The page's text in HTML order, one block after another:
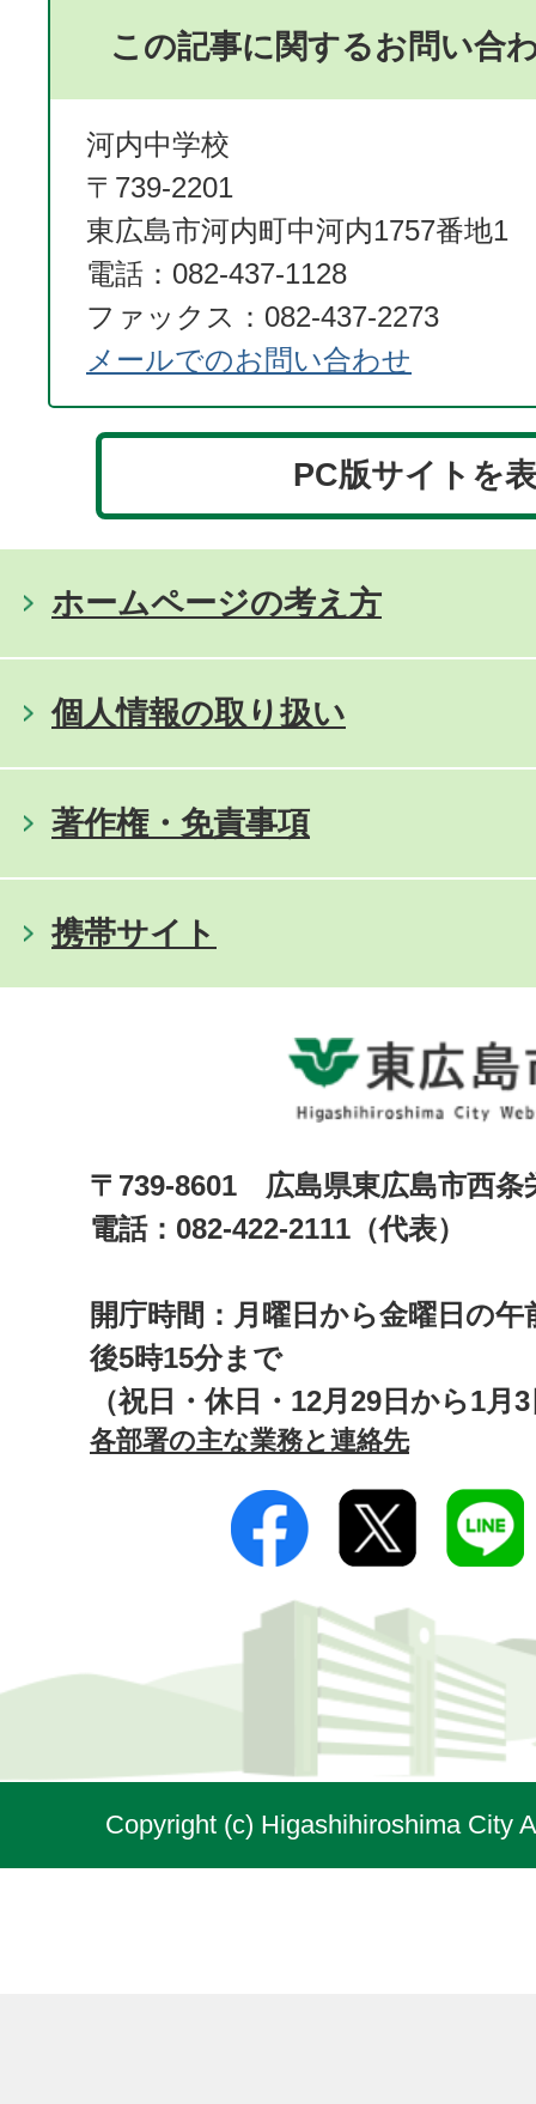
この記事に関するお問い合
河内中学校
〒739-2201
東広島市河内町中河内1757番地1
電話：082-437-1128
ファックス：082-437-2273
メールでのお問い合わせ
PC版サイトを
ホームページの考え方
個人情報の取り扱い
著作権・免責事項
携帯サイト
〒739-8601 広島県東広島市西
電話：082-422-2111（代表）
開庁時間：月曜日から金曜日の午
後5時15分まで
（祝日・休日・12月29日から1月
各部署の主な業務と連絡先
Copyright (c) Higashihiroshima City